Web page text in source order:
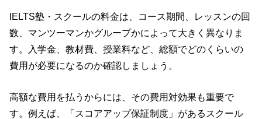
IELTS塾・スクールの料金は、コース期間、レッスンの回
数、マンツーマンかグループかによって大きく異なりま
す。入学金、教材費、授業料など、総額でどのくらいの
費用が必要になるのか確認しましょう。
高額な費用を払うからには、その費用対効果も重要で
す。例えば、「スコアアップ保証制度」があるスクール